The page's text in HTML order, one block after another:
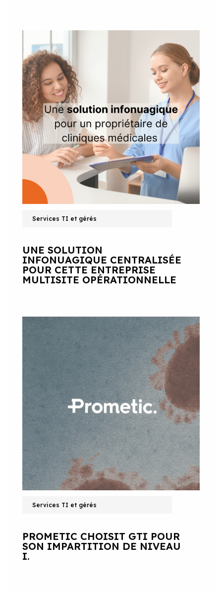
Services TI et gérés
UNE SOLUTION
INFONUAGIQUE CENTRALISÉE
POUR CETTE ENTREPRISE
MULTISITE OPÉRATIONNELLE
Services TI et gérés
PROMETIC CHOISIT GTI POUR
SON IMPARTITION DE NIVEAU
I.